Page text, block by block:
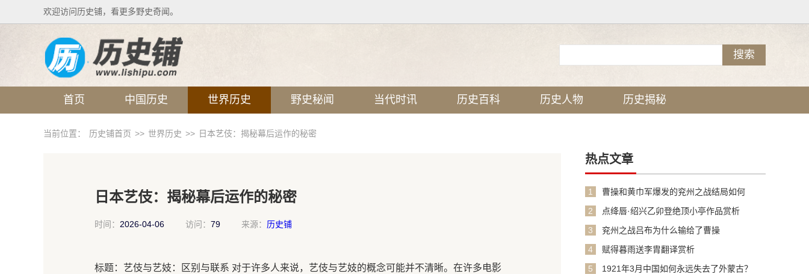
欢迎访问历史铺，看更多野史奇闻。
首页 中国历史 世界历史 野史秘闻 当代时讯 历史百科 历史人物 历史揭秘
当前位置： 历史铺首页 >> 世界历史 >> 日本艺伎：揭秘幕后运作的秘密
日本艺伎：揭秘幕后运作的秘密
时间： 2026-04-06 访问： 79 来源： 历史铺
标题：艺伎与艺妓：区别与联系 对于许多人来说，艺伎与艺妓的概念可能并不清晰。在许多电影
热点文章
1
曹操和黄巾军爆发的兖州之战结局如何
2
点绛唇·绍兴乙卯登绝顶小亭作品赏析
3
兖州之战吕布为什么输给了曹操
4
赋得暮雨送李胄翻译赏析
5
1921年3月中国如何永远失去了外蒙古？